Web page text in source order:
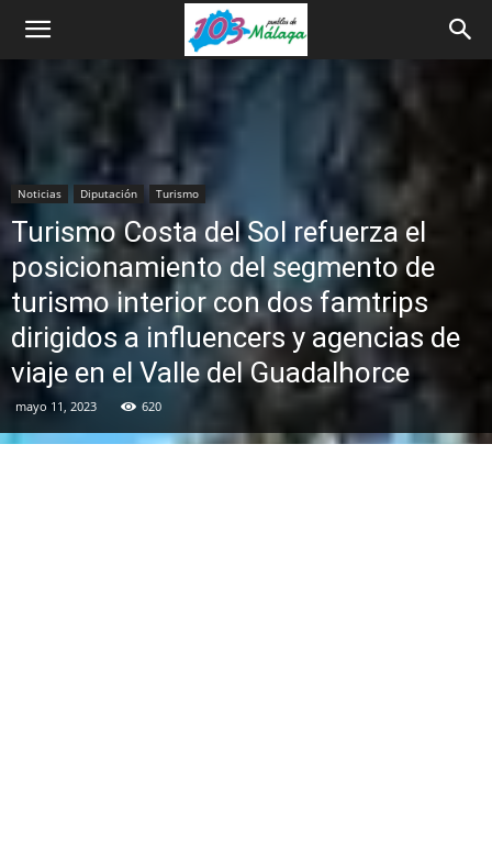
Noticias Diputación Turismo
Turismo Costa del Sol refuerza el
posicionamiento del segmento de
turismo interior con dos famtrips
dirigidos a influencers y agencias de
viaje en el Valle del Guadalhorce
mayo 11, 2023 620